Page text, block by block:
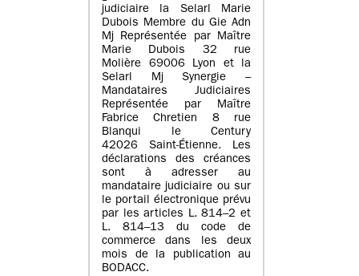
judiciaire la Selarl Marie
Dubois Membre du Gie Adn
Mj Représentée par Maître
Marie Dubois 32 rue
Molière 69006 Lyon et la
Selarl Mj Synergie –
Mandataires Judiciaires
Représentée par Maître
Fabrice Chretien 8 rue
Blanqui le Century
42026 Saint-Étienne. Les
déclarations des créances
sont à adresser au
mandataire judiciaire ou sur
le portail électronique prévu
par les articles L. 814–2 et
L. 814–13 du code de
commerce dans les deux
mois de la publication au
BODACC.